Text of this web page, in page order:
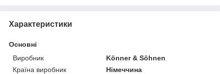
Характеристики
Основні
Виробник
Könner & Söhnen
Країна виробник
Німеччина